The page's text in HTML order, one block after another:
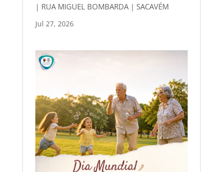
| RUA MIGUEL BOMBARDA | SACAVÉM
Jul 27, 2026